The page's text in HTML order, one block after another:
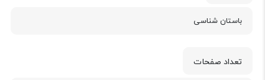
باستان شناسی
تعداد صفحات